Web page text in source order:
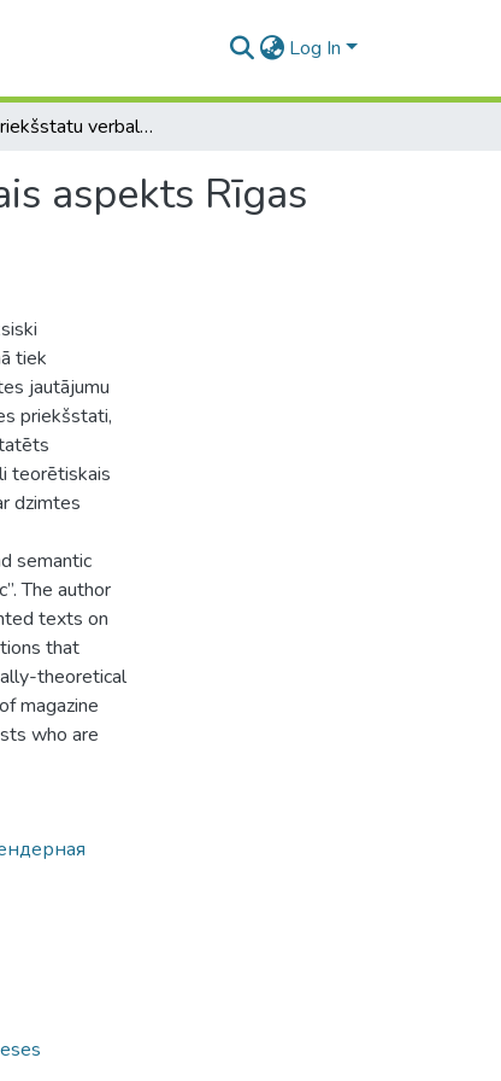
Log In
Dzimtes priekšstatu verbalizācijas leksiski semantiskais aspekts Rīgas žurnāla „Dļa Vas” materiālos.
aspekts Rīgas
tiek
jautājumu
priekšstati,
teorētiskais
dzimtes
semantic
The author
texts on
that
theoretical
magazine
who are